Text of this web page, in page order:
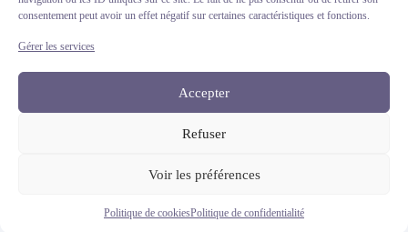
consentement peut avoir un effet négatif sur certaines caractéristiques et fonctions.
Gérer les services
Accepter
Refuser
Voir les préférences
Politique de cookiesPolitique de confidentialité
Mentions légales
Politique de confidentialité
Politique de cookies
© 2018-2026 Torii Shiatsu. Ces techniques ne doivent en
couverte par une assurance responsabilité civile